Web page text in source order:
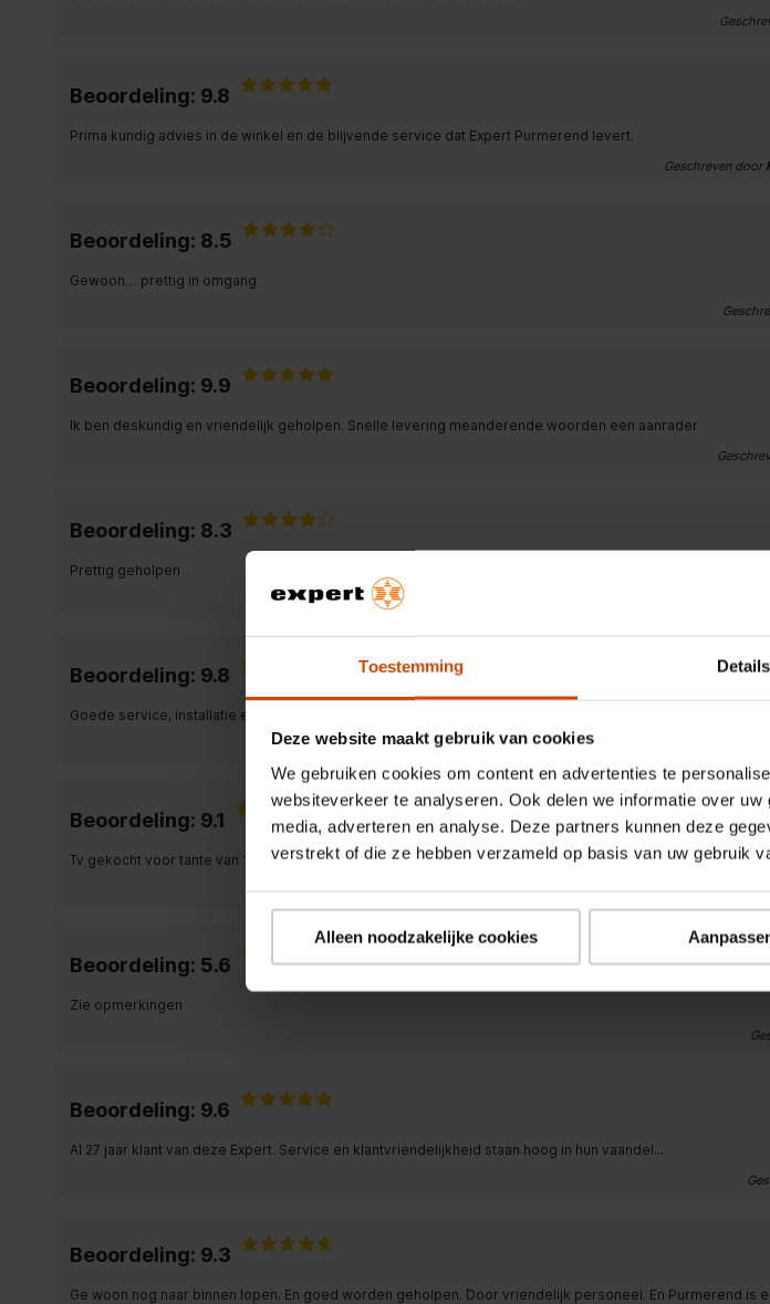
Toestemming Details
Deze website maakt gebruik van cookies
We gebruiken cookies om content en advertenties te
websiteverkeer te analyseren. Ook delen we informatie over
media, adverteren en analyse. Deze partners kunnen deze
verstrekt of die ze hebben verzameld op basis van uw gebruik
Alleen noodzakelijke cookies
Beoordeling: 9.8
Prima kundig advies in de winkel en de blijvende service dat Expert Purmerend levert.
Geschreven door
Beoordeling: 8.5
Gewoon… prettig in omgang
Beoordeling: 9.9
Ik ben deskundig en vriendelijk geholpen. Snelle levering meanderende woorden een aanrader
Beoordeling: 8.3
Prettig geholpen
Beoordeling: 9.8
Goede service, installatie en instructie van en overvhet product
Beoordeling: 9.1
Tv gekocht voor tante van 103, goed advies bij aankoop
Beoordeling: 5.6
Zie opmerkingen
Beoordeling: 9.6
Al 27 jaar klant van deze Expert. Service en klantvriendelijkheid staan hoog in hun vaandel...
Beoordeling: 9.3
Ge woon nog naar binnen lopen. En goed worden geholpen. Door vriendelijk personeel. En Purmerend is